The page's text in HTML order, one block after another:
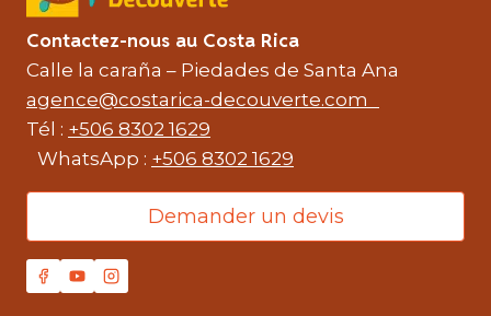
Contactez-nous au Costa Rica
Calle la caraña – Piedades de Santa Ana
agence@costarica-decouverte.com
Tél : +506 8302 1629
WhatsApp : +506 8302 1629
Demander un devis